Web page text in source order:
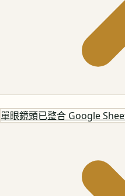
單眼鏡頭已整合 Google